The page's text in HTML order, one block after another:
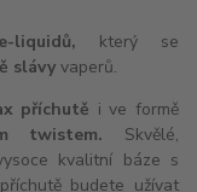
e-liquidů, který se
slávy vaperů.
příchutě i ve formě
twistem. Skvělé,
kvalitní báze s
budete užívat